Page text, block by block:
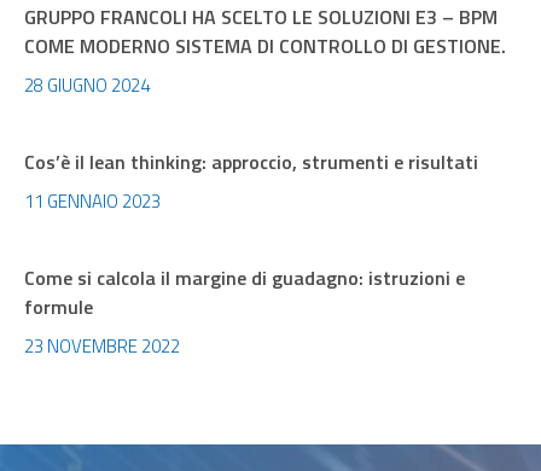
GRUPPO FRANCOLI HA SCELTO LE SOLUZIONI E3 – BPM
COME MODERNO SISTEMA DI CONTROLLO DI GESTIONE.
28 GIUGNO 2024
Cos’è il lean thinking: approccio, strumenti e risultati
11 GENNAIO 2023
Come si calcola il margine di guadagno: istruzioni e
formule
23 NOVEMBRE 2022